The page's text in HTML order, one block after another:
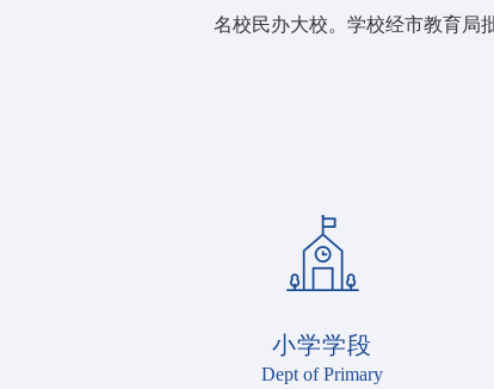
名校民办大校。学校经市教育局
小学学段
Dept of Primary